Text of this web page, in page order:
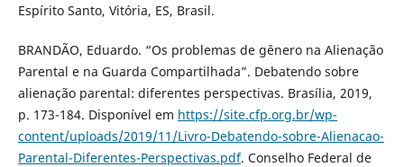
Espírito Santo, Vitória, ES, Brasil.
BRANDÃO, Eduardo. “Os problemas de gênero na Alienação
Parental e na Guarda Compartilhada”. Debatendo sobre
alienação parental: diferentes perspectivas. Brasília, 2019,
p. 173-184. Disponível em https://site.cfp.org.br/wp-
content/uploads/2019/11/Livro-Debatendo-sobre-Alienacao-
Parental-Diferentes-Perspectivas.pdf. Conselho Federal de